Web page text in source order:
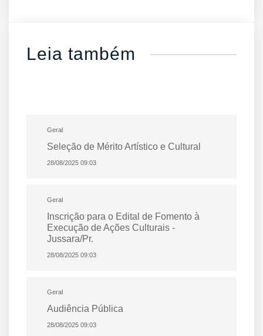
Leia também
Geral
Seleção de Mérito Artístico e Cultural
28/08/2025 09:03
Geral
Inscrição para o Edital de Fomento à
Execução de Ações Culturais -
Jussara/Pr.
28/08/2025 09:03
Geral
Audiência Pública
28/08/2025 09:03